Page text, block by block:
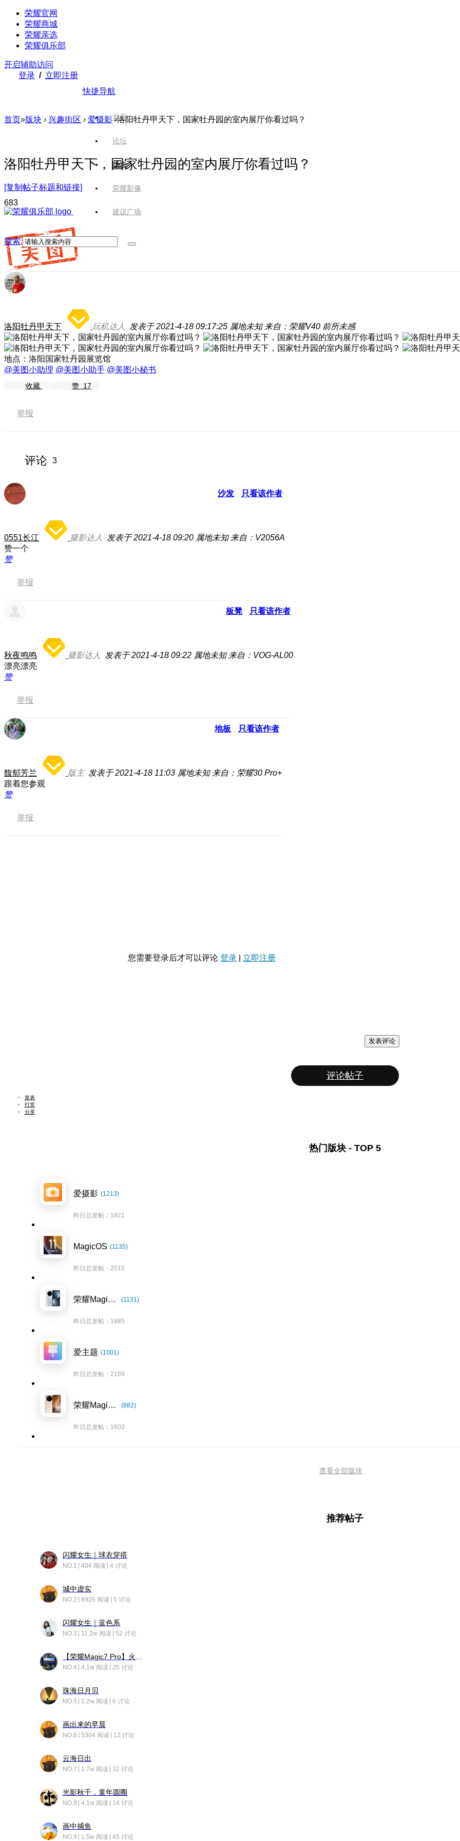
荣耀官网
荣耀商城
荣耀亲选
荣耀俱乐部
开启辅助访问
登录 / 立即注册
快捷导航
首页
论坛
版块
荣耀影像
建议广场
搜索
首页»版块 › 兴趣街区 › 爱摄影 ›洛阳牡丹甲天下，国家牡丹园的室内展厅你看过吗？
洛阳牡丹甲天下，国家牡丹园的室内展厅你看过吗？
[复制帖子标题和链接]
683
洛阳牡丹甲天下 玩机达人 发表于 2021-4-18 09:17:25 属地未知 来自：荣耀V40 前所未感
地点：洛阳国家牡丹园展览馆
@美图小助理 @美图小助手 @美图小秘书
收藏 赞 17
举报
评论 3
沙发 只看该作者
0551长江 摄影达人 发表于 2021-4-18 09:20 属地未知 来自：V2056A
赞一个
赞
举报
板凳 只看该作者
秋夜鸣鸣 摄影达人 发表于 2021-4-18 09:22 属地未知 来自：VOG-AL00
漂亮漂亮
赞
举报
地板 只看该作者
馥郁芳兰 版主 发表于 2021-4-18 11:03 属地未知 来自：荣耀30 Pro+
跟着您参观
赞
举报
您需要登录后才可以评论 登录 立即注册
发表评论
评论帖子
发表
打赏
分享
热门版块 - TOP 5
爱摄影 (1213)
昨日总发帖：1821
MagicOS (1135)
昨日总发帖：2010
荣耀Magic7系列 (1131)
昨日总发帖：1885
爱主题 (1001)
昨日总发帖：2169
荣耀Magic8系列 (882)
昨日总发帖：1603
查看全部版块
推荐帖子
闪耀女生｜球衣穿搭
NO.1 404 阅读 4 讨论
城中虚实
NO.2 8926 阅读 5 讨论
闪耀女生｜蓝色系
NO.3 11.2w 阅读 52 讨论
NO.4 4.1w 阅读 25 讨论
珠海日月贝
NO.5 1.2w 阅读 6 讨论
画出来的早晨
NO.6 5304 阅读 12 讨论
云海日出
NO.7 1.7w 阅读 32 讨论
光影秋千，童年圆圈
NO.8 4.1w 阅读 14 讨论
画中捕鱼
NO.9 1.5w 阅读 45 讨论